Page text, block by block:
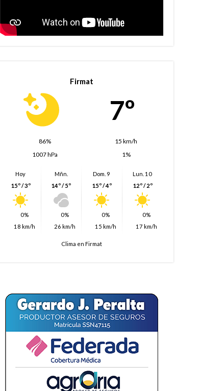
Firmat
7º
86%
15 km/h
1007 hPa
1%
Hoy
15º / 3º
0%
18 km/h
Mñn.
14º / 5º
0%
26 km/h
Dom. 9
15º / 4º
0%
15 km/h
Lun. 10
12º / 2º
0%
17 km/h
Clima en Firmat